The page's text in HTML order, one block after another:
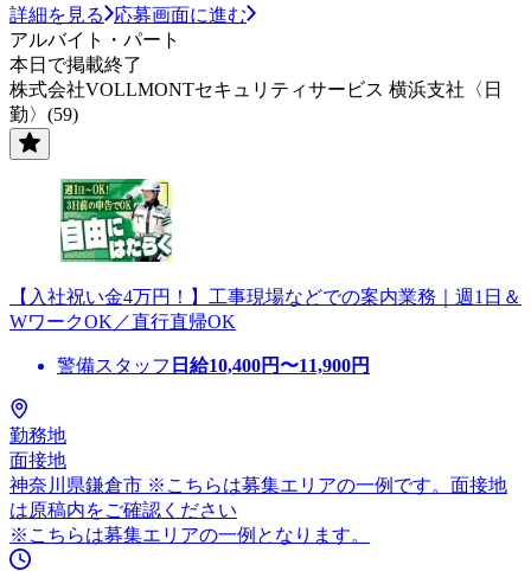
詳細を見る
応募画面に進む
アルバイト・パート
本日で掲載終了
株式会社VOLLMONTセキュリティサービス 横浜支社〈日
勤〉(59)
【入社祝い金4万円！】工事現場などでの案内業務｜週1日＆
WワークOK／直行直帰OK
警備スタッフ 日給10,400円〜11,900円
勤務地
面接地
神奈川県鎌倉市 ※こちらは募集エリアの一例です。面接地
は原稿内をご確認ください
※こちらは募集エリアの一例となります。